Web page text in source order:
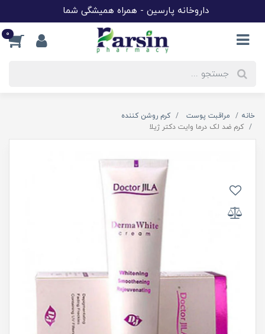
داروخانه پارسین - همراه همیشگی شما
0
خانه مراقبت پوست
کرم روشن کننده
کرم ضد لک درما وایت دکتر ژیلا